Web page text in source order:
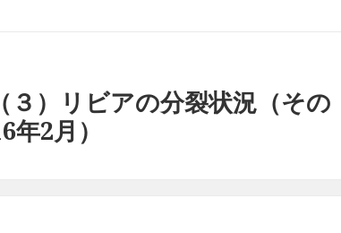
３）リビアの分裂状況（その
年2月）